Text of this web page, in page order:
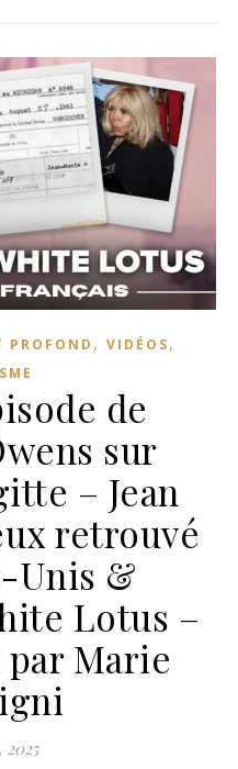
PROFOND , VIDÉOS,
de
sur
– Jean
retrouvé
Unis &
Lotus –
Marie
2025